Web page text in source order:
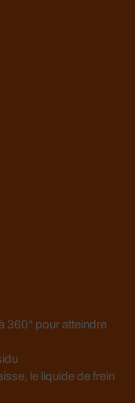
360° pour atteindre
le liquide de frein